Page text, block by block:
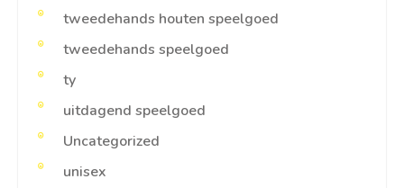
tweedehands houten speelgoed
tweedehands speelgoed
ty
uitdagend speelgoed
Uncategorized
unisex